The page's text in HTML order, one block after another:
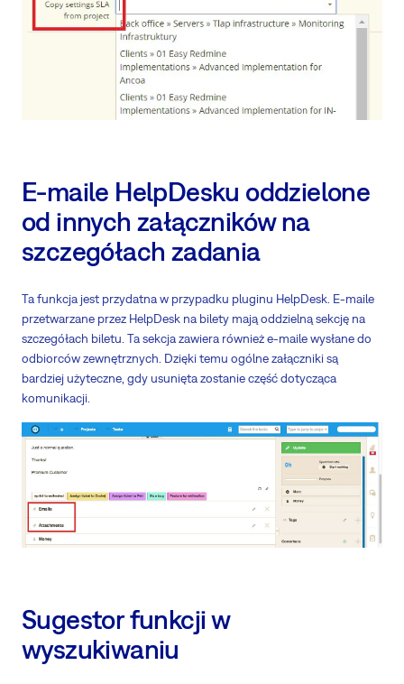
E-maile HelpDesku oddzielone
od innych załączników na
szczegółach zadania
Ta funkcja jest przydatna w przypadku pluginu HelpDesk. E-maile
przetwarzane przez HelpDesk na bilety mają oddzielną sekcję na
szczegółach biletu. Ta sekcja zawiera również e-maile wysłane do
odbiorców zewnętrznych. Dzięki temu ogólne załączniki są
bardziej użyteczne, gdy usunięta zostanie część dotycząca
komunikacji.
Sugestor funkcji w
wyszukiwaniu